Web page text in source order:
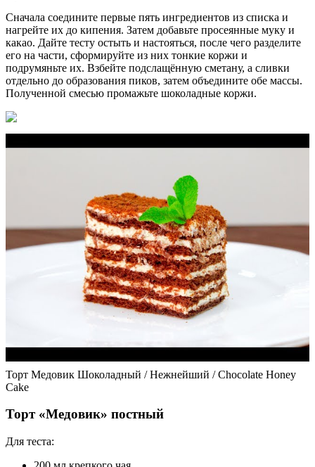
Сначала соедините первые пять ингредиентов из списка и
нагрейте их до кипения. Затем добавьте просеянные муку и
какао. Дайте тесту остыть и настояться, после чего разделите
его на части, сформируйте из них тонкие коржи и
подрумяньте их. Взбейте подслащённую сметану, а сливки
отдельно до образования пиков, затем объедините обе массы.
Полученной смесью промажьте шоколадные коржи.
Торт Медовик Шоколадный / Нежнейший / Chocolate Honey
Cake
Торт «Медовик» постный
Для теста: